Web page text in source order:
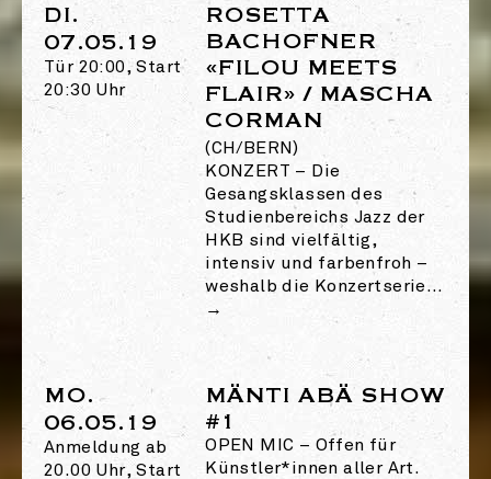
DI.
07.05.19
Tür 20:00, Start
20:30 Uhr
ROSETTA
BACHOFNER
«FILOU MEETS
FLAIR» / MASCHA
CORMAN
(CH/BERN)
KONZERT – Die
Gesangsklassen des
Studienbereichs Jazz der
HKB sind vielfältig,
intensiv und farbenfroh –
weshalb die Konzertserie…
→
MO.
06.05.19
Anmeldung ab
20.00 Uhr, Start
MÄNTI ABÄ SHOW
#1
OPEN MIC – Offen für
Künstler*innen aller Art.